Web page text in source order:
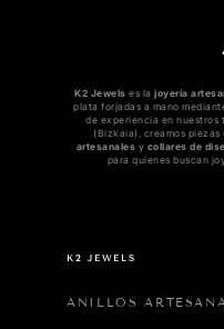
K2 Jewels es lajoyería
plata forjadas a mano
de experiencia en nuestros
(Bizkaia), creamos
artesanales y collares de
para quienes buscan
K2 JEWELS
ANILLOS